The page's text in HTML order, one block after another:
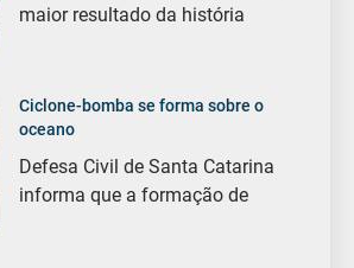
maior resultado da história
Ciclone-bomba se forma sobre o
oceano
Defesa Civil de Santa Catarina
informa que a formação de